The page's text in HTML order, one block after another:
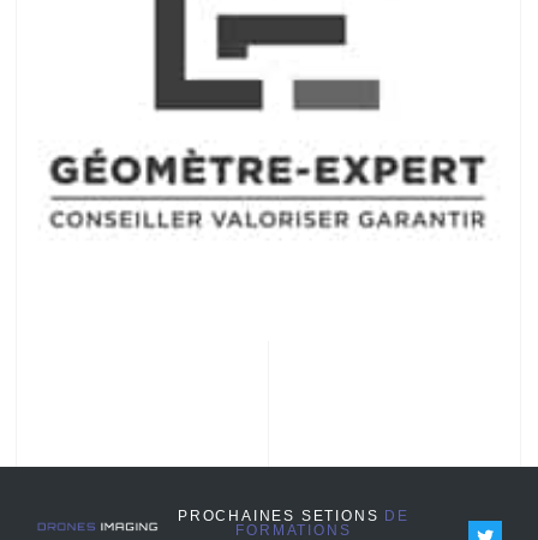
PROCHAINES SETIONS DE
FORMATIONS